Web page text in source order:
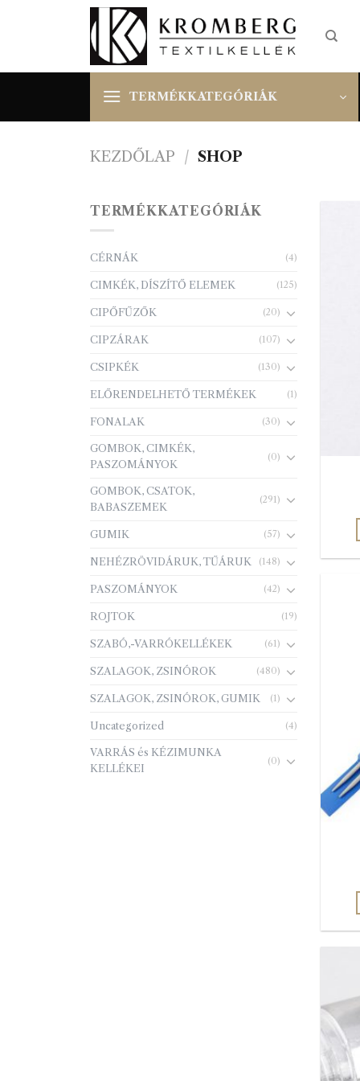
TERMÉKKATEGÓRIÁK
KEZDŐLAP / SHOP
TERMÉKKATEGÓRIÁK
CÉRNÁK (4)
CIMKÉK, DÍSZÍTŐ ELEMEK (125)
CIPŐFŰZŐK (20)
CIPZÁRAK (107)
CSIPKÉK (130)
ELŐRENDELHETŐ TERMÉKEK (1)
FONALAK (30)
GOMBOK, CIMKÉK,
PASZOMÁNYOK
(0)
GOMBOK, CSATOK,
BABASZEMEK
(291)
GUMIK (57)
NEHÉZRÖVIDÁRUK, TŰÁRUK (148)
PASZOMÁNYOK (42)
ROJTOK (19)
SZABÓ,-VARRÓKELLÉKEK (61)
SZALAGOK, ZSINÓROK (480)
SZALAGOK, ZSINÓROK, GUMIK (1)
Uncategorized (4)
VARRÁS és KÉZIMUNKA
KELLÉKEI
(0)